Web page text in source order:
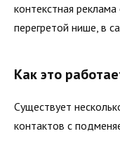
контекстная
перегретой нише, в
Как это
Существует
контактов с